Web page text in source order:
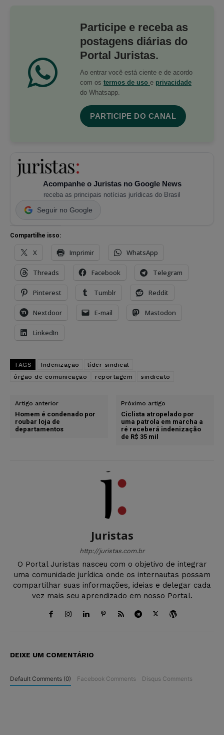
Participe e receba as
postagens diárias do
Portal Juristas.
Ao entrar você está ciente e de acordo
com os termos de uso e privacidade
do Whatsapp.
PARTICIPE DO CANAL
Acompanhe o Juristas no Google News
receba as principais notícias jurídicas do Brasil
Seguir no Google
Compartilhe isso:
X Imprimir WhatsApp
Threads Facebook Telegram
Pinterest Tumblr Reddit
Nextdoor E-mail Mastodon
LinkedIn
TAGS Indenização
líder sindical
órgão de comunicação
reportagem sindicato
Artigo anterior
Homem é condenado por
roubar loja de
departamentos
Próximo artigo
Ciclista atropelado por
uma patrola em marcha a
ré receberá indenização
de R$ 35 mil
Juristas
http://juristas.com.br
O Portal Juristas nasceu com o objetivo de integrar
uma comunidade jurídica onde os internautas possam
compartilhar suas informações, ideias e delegar cada
vez mais seu aprendizado em nosso Portal.
DEIXE UM COMENTÁRIO
Default Comments (0) Facebook Comments Disqus Comments